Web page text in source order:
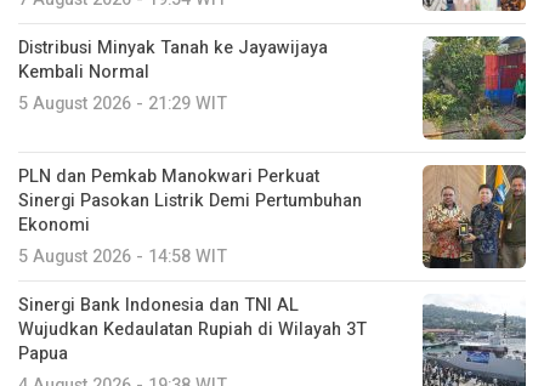
Distribusi Minyak Tanah ke Jayawijaya
Kembali Normal
5 August 2026 - 21:29 WIT
PLN dan Pemkab Manokwari Perkuat
Sinergi Pasokan Listrik Demi Pertumbuhan
Ekonomi
5 August 2026 - 14:58 WIT
Sinergi Bank Indonesia dan TNI AL
Wujudkan Kedaulatan Rupiah di Wilayah 3T
Papua